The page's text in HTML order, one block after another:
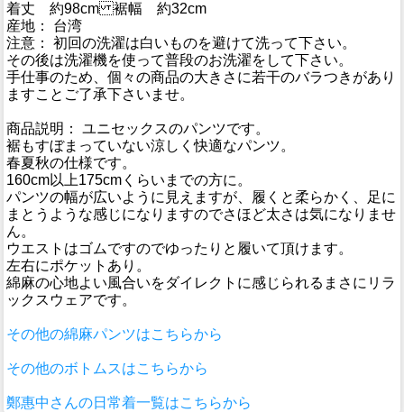
着丈 約98cm 裾幅 約32cm
産地： 台湾
注意： 初回の洗濯は白いものを避けて洗って下さい。
その後は洗濯機を使って普段のお洗濯をして下さい。
手仕事のため、個々の商品の大きさに若干のバラつきがあり
ますことご了承下さいませ。
商品説明： ユニセックスのパンツです。
裾もすぼまっていない涼しく快適なパンツ。
春夏秋の仕様です。
160cm以上175cmくらいまでの方に。
パンツの幅が広いように見えますが、履くと柔らかく、足に
まとうような感じになりますのでさほど太さは気になりませ
ん。
ウエストはゴムですのでゆったりと履いて頂けます。
左右にポケットあり。
綿麻の心地よい風合いをダイレクトに感じられるまさにリラ
ックスウェアです。
その他の綿麻パンツはこちらから
その他のボトムスはこちらから
鄭惠中さんの日常着一覧はこちらから